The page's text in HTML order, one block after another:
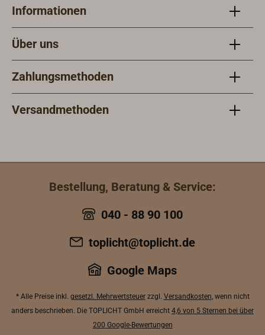
Informationen
Über uns
Zahlungsmethoden
Versandmethoden
Bestellung, Beratung & Service:
040 - 88 90 100
toplicht@toplicht.de
Google Maps
* Alle Preise inkl. gesetzl. Mehrwertsteuerzzgl. Versandkosten, wenn nicht
anders beschrieben. Die TOPLICHT GmbH erreicht 4,6 von 5 Sternen bei über
200 Google-Bewertungen